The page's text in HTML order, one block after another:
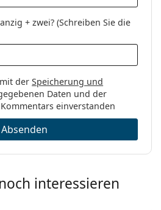
+ zwei? (Schreiben Sie die
derSpeicherung und
Daten und der
einverstanden
Absenden
interessieren